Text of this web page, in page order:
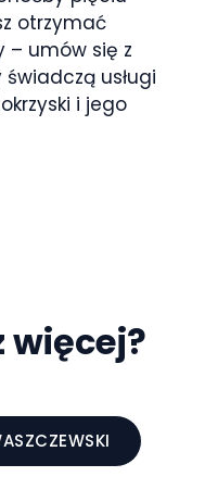
otrzymać
– umów się z
usługi
i jego
więcej?